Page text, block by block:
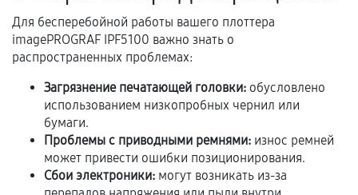
Расширенная гарантия
В некоторых случаях возможно оформление
расширенной гарантии. Стоимость, сроки и
условия продления согласовываются отдельно и
фиксируются в документах.
Для бесперебойной работы вашего плоттера
imagePROGRAF IPF5100 важно знать о
распространенных проблемах:
Загрязнение печатающей головки: обусловлено
использованием низкопробных чернил или
бумаги.
Проблемы с приводными ремнями: износ ремней
может привести ошибки позиционирования.
Сбои электроники: могут возникать из-за